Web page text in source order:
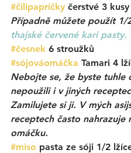
#čilipapričky čerstvé 3 kusy
Případně můžete použít 1/
thajské červené kari pasty.
#česnek 6 stroužků
#sójováomáčka Tamari 4
Nebojte se, že byste tuhle
nepoužili i v jiných
Zamilujete si ji. V mých
receptech často nahrazuje
omáčku.
#miso pasta ze sóji 1/2